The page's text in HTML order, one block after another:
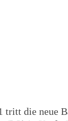
tritt die neue